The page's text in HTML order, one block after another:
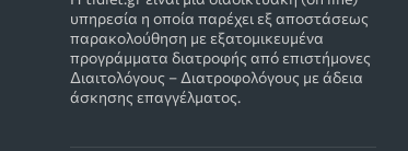
υπηρεσία η οποία παρέχει εξ αποστάσεως
παρακολούθηση με εξατομικευμένα
προγράμματα διατροφής από επιστήμονες
Διαιτολόγους – Διατροφολόγους με άδεια
άσκησης επαγγέλματος.